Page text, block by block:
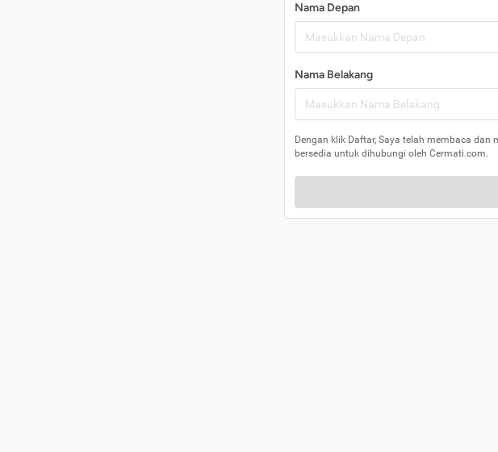
Nama Depan
Nama Belakang
Dengan klik Daftar, Saya telah membaca dan
bersedia untuk dihubungi oleh Cermati.com.